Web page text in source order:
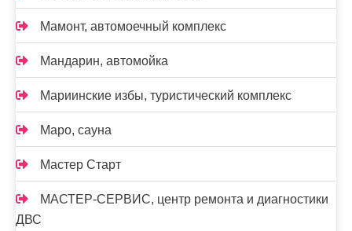
Мамонт, автомоечный комплекс
Мандарин, автомойка
Мариинские избы, туристический комплекс
Маро, сауна
Мастер Старт
МАСТЕР-СЕРВИС, центр ремонта и диагностики
ДВС